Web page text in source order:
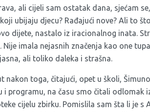
ali cijeli sam ostatak dana, sjećam
ubijaju djecu? Rađajući nove? Ali to
dijete, nastalo iz iracionalnog inata.
imala nejasnih značenja kao one
ali toliko daleka i strašna.
nakon toga, čitajući, opet u školi,
i programu, na času smo čitali odlomak
cijelu zbirku. Pomislila sam šta li je s